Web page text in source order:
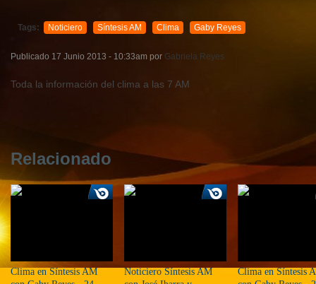
Tags: Noticiero Síntesis AM Clima Gaby Reyes
Publicado 17 Junio 2013 - 10:33am por Gabriela Reyes
Toda la información del clima a las 7 AM
Relacionado
Clima en Síntesis AM
Noticiero Síntesis AM
Clima en Síntesis